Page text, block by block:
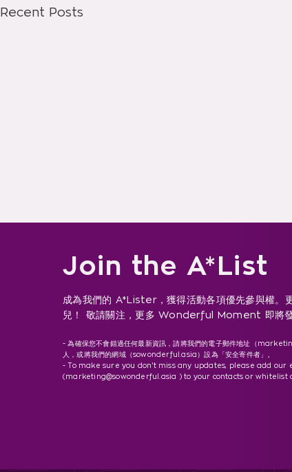
Recent Posts
【What's New】Peder
Elias《Northern Lights
Tour 2026》- Taipei
【
Join the A*List
成為我們的 A*Lister，獲得活動各項優先參與權。
兒！ 敬請關注，更多 Wonderful Moment 即將發
- 為確保您不會錯過任何最新資訊，請將我們的電子郵件地址（
人，或將我們的網域（sowonderful.asia）設為「安全寄件者」。
- To make sure you don’t miss any updates, please add our
(marketing@sowonderful.asia ) to your contacts or whitelist